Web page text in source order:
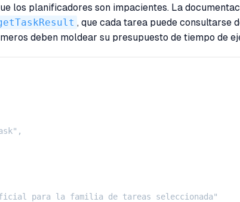
los planificadores son impacientes. La
, que cada tarea puede consultarse
deben moldear su presupuesto de tiempo de
para la familia de tareas seleccionada"